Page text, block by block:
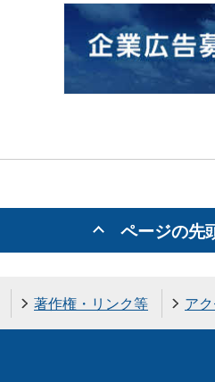
ページの先
著作権・リンク等 ア